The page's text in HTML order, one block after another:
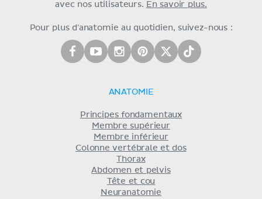
avec nos utilisateurs. En savoir plus.
Pour plus d'anatomie au quotidien, suivez-nous :
ANATOMIE
Principes fondamentaux
Membre supérieur
Membre inférieur
Colonne vertébrale et dos
Thorax
Abdomen et pelvis
Tête et cou
Neuranatomie